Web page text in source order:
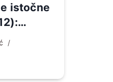
istočne